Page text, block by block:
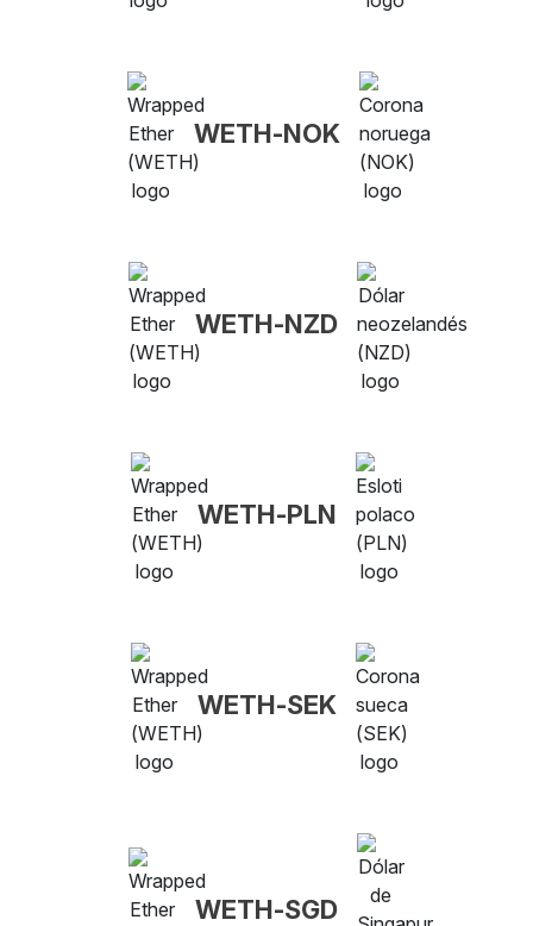
WETH-NOK
WETH-NZD
WETH-PLN
WETH-SEK
WETH-SGD